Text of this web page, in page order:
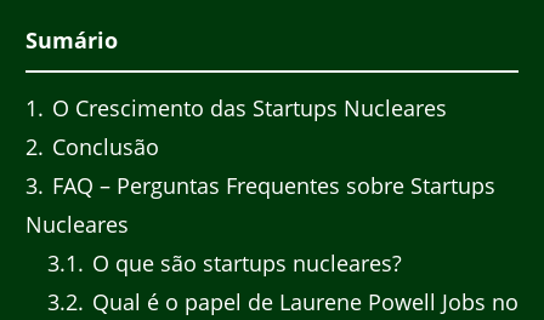
Sumário
1
O Crescimento das Startups Nucleares
2 Conclusão
3 FAQ – Perguntas Frequentes sobre Startups
Nucleares
3.1
O que são startups nucleares?
3.2 Qual é o papel de Laurene Powell Jobs no